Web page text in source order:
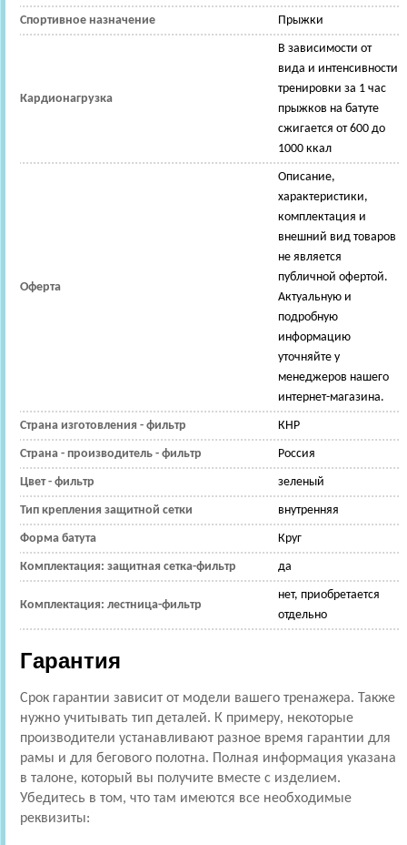
Спортивное назначение Прыжки
Кардионагрузка
В зависимости от
вида и интенсивности
тренировки за 1 час
прыжков на батуте
сжигается от 600 до
1000 ккал
Оферта
Описание,
характеристики,
комплектация и
внешний вид товаров
не является
публичной офертой.
Актуальную и
подробную
информацию
уточняйте у
менеджеров нашего
интернет-магазина.
Страна изготовления - фильтр КНР
Страна - производитель - фильтр Россия
Цвет - фильтр зеленый
Тип крепления защитной сетки внутренняя
Форма батута Круг
Комплектация: защитная сетка-фильтр да
Комплектация: лестница-фильтр
нет, приобретается
отдельно
Гарантия
Срок гарантии зависит от модели вашего тренажера. Также
нужно учитывать тип деталей. К примеру, некоторые
производители устанавливают разное время гарантии для
рамы и для бегового полотна. Полная информация указана
в талоне, который вы получите вместе с изделием.
Убедитесь в том, что там имеются все необходимые
реквизиты: